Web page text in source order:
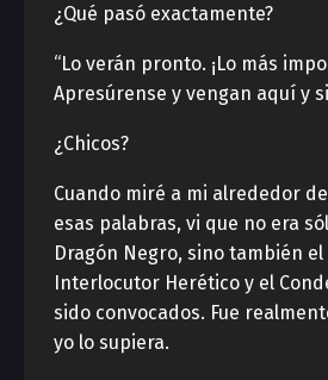
¿Qué pasó exactamente?
“Lo verán pronto. ¡Lo más
Apresúrense y vengan aquí y
¿Chicos?
Cuando miré a mi alrededor
esas palabras, vi que no era
Dragón Negro, sino también el
Interlocutor Herético y el
sido convocados. Fue
yo lo supiera.